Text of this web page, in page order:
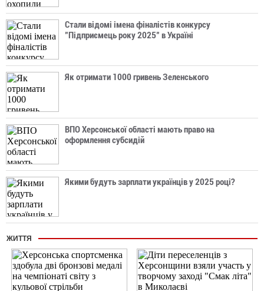
Стали відомі імена фіналістів конкурсу
"Підприємець року 2025" в Україні
Як отримати 1000 гривень Зеленського
ВПО Херсонської області мають право на
оформлення субсидій
Якими будуть зарплати українців у 2025 році?
ЖИТТЯ